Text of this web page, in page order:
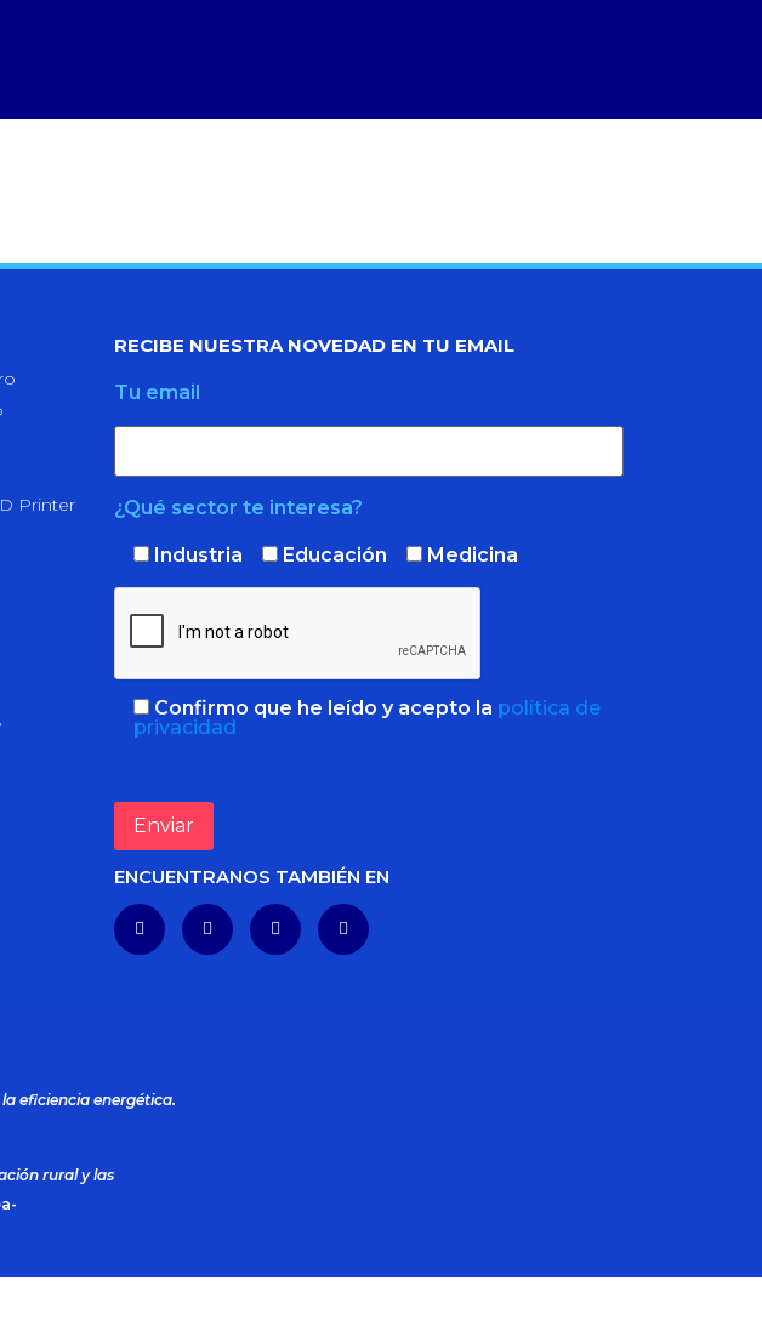
Printer
RECIBE NUESTRA NOVEDAD EN TU EMAIL
Tu email
¿Qué sector te interesa?
Industria Educación Medicina
Confirmo que he leído y acepto la política de
privacidad
ENCUENTRANOS TAMBIÉN EN
eficiencia energética.
rural y las